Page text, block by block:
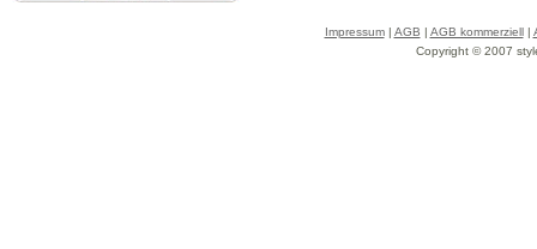
Impressum| AGB | AGB kommerziell|
Copyright © 2007